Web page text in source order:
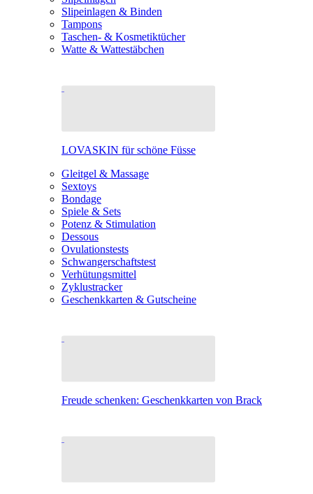
Slipeinlagen & Binden
Tampons
Taschen- & Kosmetiktücher
Watte & Wattestäbchen
LOVASKIN für schöne Füsse
Gleitgel & Massage
Sextoys
Bondage
Spiele & Sets
Potenz & Stimulation
Dessous
Ovulationstests
Schwangerschaftstest
Verhütungsmittel
Zyklustracker
Geschenkkarten & Gutscheine
Freude schenken: Geschenkkarten von Brack